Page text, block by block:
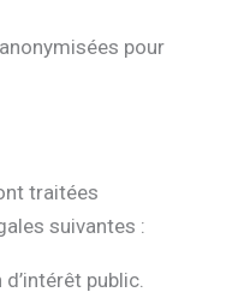
pour
traitées
suivantes :
d’intérêt public.